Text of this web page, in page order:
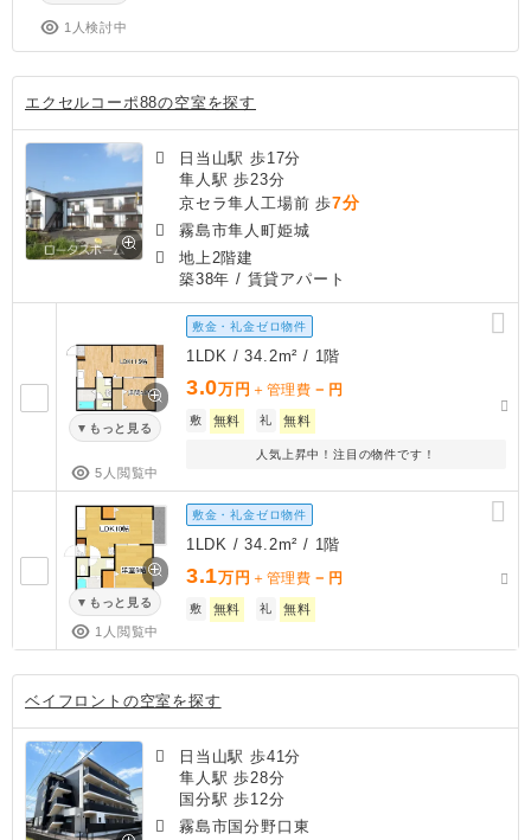
1人検討中
エクセルコーポ88の空室を探す
日当山駅 歩17分
隼人駅 歩23分
京セラ隼人工場前 歩7分
霧島市隼人町姫城
地上2階建
築38年 / 賃貸アパート
もっと見る
5人閲覧中
敷金・礼金ゼロ物件
1LDK / 34.2m² / 1階
3.0万円 ＋管理費 － 円
敷 無料 礼 無料
人気上昇中！注目の物件です！
もっと見る
1人閲覧中
敷金・礼金ゼロ物件
1LDK / 34.2m² / 1階
3.1万円 ＋管理費 － 円
敷 無料 礼 無料
ベイフロントの空室を探す
日当山駅 歩41分
隼人駅 歩28分
国分駅 歩12分
霧島市国分野口東